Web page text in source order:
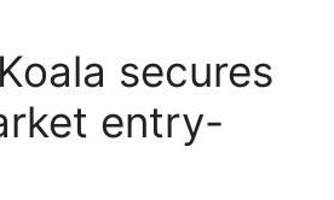
secures
entry-